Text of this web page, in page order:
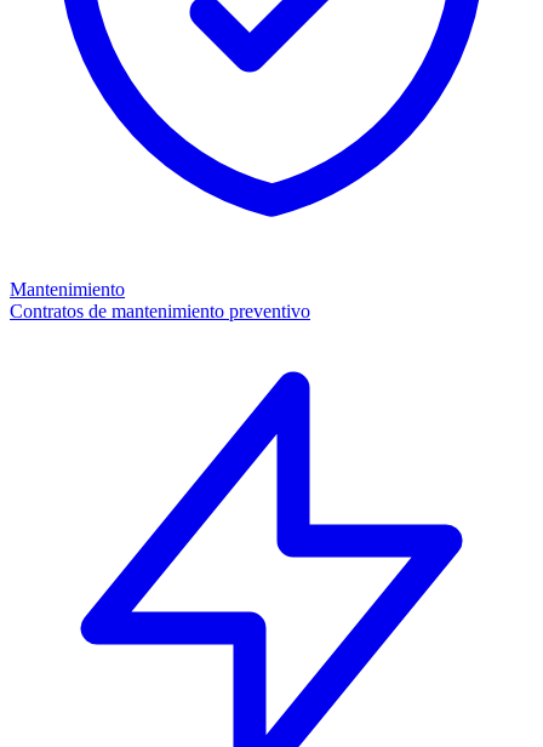
Mantenimiento
Contratos de mantenimiento preventivo